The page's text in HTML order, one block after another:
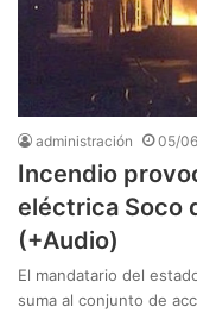
administración 05/
Incendio
eléctrica Soco
(+Audio)
El mandatario del
suma al conjunto de